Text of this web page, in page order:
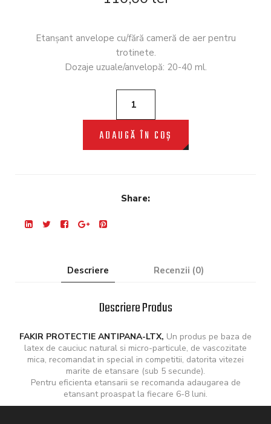
Etanşant anvelope cu/fără cameră de aer pentru
trotinete.
Dozaje uzuale/anvelopă: 20-40 ml.
ADAUGĂ ÎN COȘ
Share:
Descriere Recenzii (0)
Descriere Produs
FAKIR PROTECTIE ANTIPANA-LTX, Un produs pe baza de
latex de cauciuc natural si micro-particule, de vascozitate
mica, recomandat in special in competitii, datorita vitezei
marite de etansare (sub 5 secunde).
Pentru eficienta etansarii se recomanda adaugarea de
etansant proaspat la fiecare 6-8 luni.